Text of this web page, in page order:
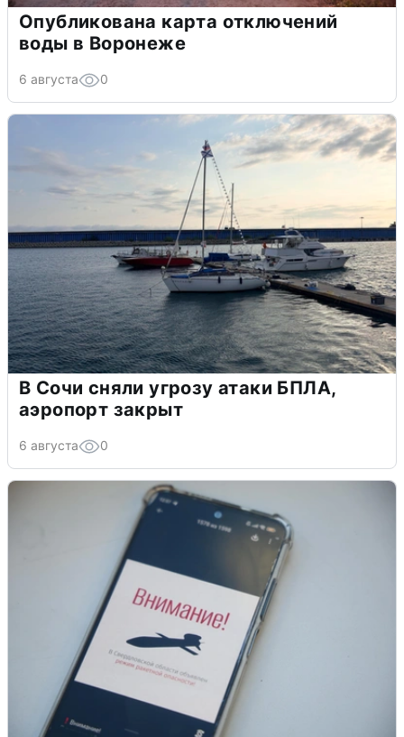
Опубликована карта отключений
воды в Воронеже
6 августа 0
В Сочи сняли угрозу атаки БПЛА,
аэропорт закрыт
6 августа 0